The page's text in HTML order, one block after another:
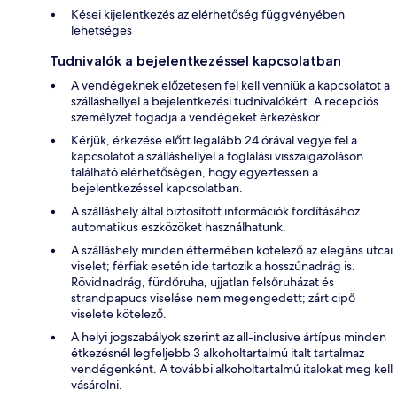
Kései kijelentkezés az elérhetőség függvényében
lehetséges
Tudnivalók a bejelentkezéssel kapcsolatban
A vendégeknek előzetesen fel kell venniük a kapcsolatot a
szálláshellyel a bejelentkezési tudnivalókért. A recepciós
személyzet fogadja a vendégeket érkezéskor.
Kérjük, érkezése előtt legalább 24 órával vegye fel a
kapcsolatot a szálláshellyel a foglalási visszaigazoláson
található elérhetőségen, hogy egyeztessen a
bejelentkezéssel kapcsolatban.
A szálláshely által biztosított információk fordításához
automatikus eszközöket használhatunk.
A szálláshely minden éttermében kötelező az elegáns utcai
viselet; férfiak esetén ide tartozik a hosszúnadrág is.
Rövidnadrág, fürdőruha, ujjatlan felsőruházat és
strandpapucs viselése nem megengedett; zárt cipő
viselete kötelező.
A helyi jogszabályok szerint az all-inclusive ártípus minden
étkezésnél legfeljebb 3 alkoholtartalmú italt tartalmaz
vendégenként. A további alkoholtartalmú italokat meg kell
vásárolni.